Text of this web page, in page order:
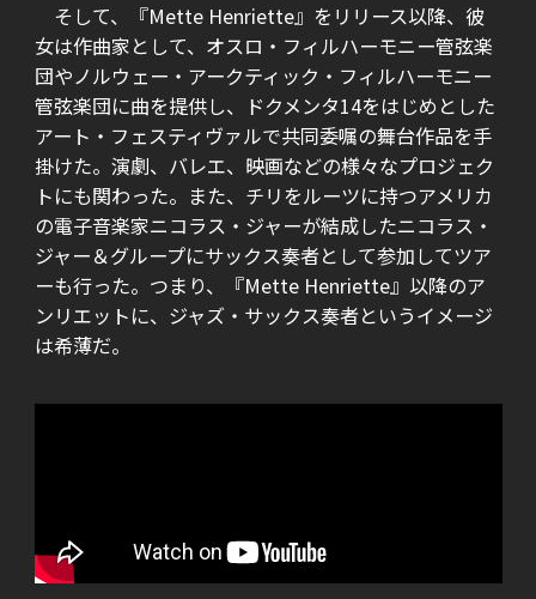
そして、『Mette Henriette』をリリース以降、彼
女は作曲家として、オスロ・フィルハーモニー管弦楽
団やノルウェー・アークティック・フィルハーモニー
管弦楽団に曲を提供し、ドクメンタ14をはじめとした
アート・フェスティヴァルで共同委嘱の舞台作品を手
掛けた。演劇、バレエ、映画などの様々なプロジェク
トにも関わった。また、チリをルーツに持つアメリカ
の電子音楽家ニコラス・ジャーが結成したニコラス・
ジャー＆グループにサックス奏者として参加してツア
ーも行った。つまり、『Mette Henriette』以降のア
ンリエットに、ジャズ・サックス奏者というイメージ
は希薄だ。